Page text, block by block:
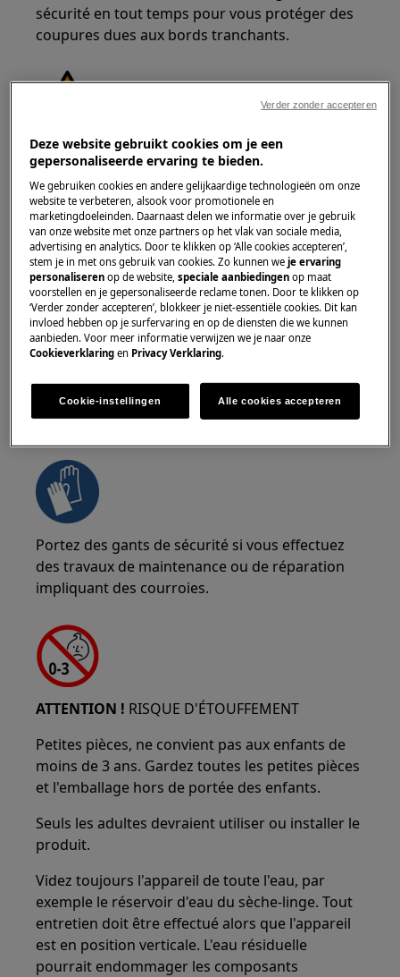
sécurité en tout temps pour vous protéger des
coupures dues aux bords tranchants.
ATTENTION !RISQUE DE BLESSURE AUX YEUX
Portez des lunettes de sécurité si vous effectuez
des travaux de maintenance ou de réparation
impliquant des ressorts.
ATTENTION !RISQUE DE PINCEMENT
Portez des gants de sécurité si vous effectuez
des travaux de maintenance ou de réparation
impliquant des courroies.
ATTENTION ! RISQUE D'ÉTOUFFEMENT
Petites pièces, ne convient pas aux enfants de
moins de 3 ans. Gardez toutes les petites pièces
et l'emballage hors de portée des enfants.
Seuls les adultes devraient utiliser ou installer le
produit.
Videz toujours l'appareil de toute l'eau, par
exemple le réservoir d'eau du sèche-linge. Tout
entretien doit être effectué alors que l'appareil
est en position verticale. L'eau résiduelle
pourrait endommager les composants
Deze website gebruikt cookies om je een
gepersonaliseerde ervaring te bieden.
We gebruiken cookies en andere gelijkaardige technologieën om onze
website te verbeteren, alsook voor promotionele en
marketingdoeleinden. Daarnaast delen we informatie over je gebruik
van onze website met onze partners op het vlak van sociale media,
advertising en analytics. Door te klikken op ‘Alle cookies accepteren’,
stem je in met ons gebruik van cookies. Zo kunnen weje ervaring
personaliseren op de website,speciale aanbiedingen op maat
voorstellen en je gepersonaliseerde reclame tonen. Door te klikken op
‘Verder zonder accepteren’, blokkeer je niet-essentiële cookies. Dit kan
invloed hebben op je surfervaring en op de diensten die we kunnen
aanbieden. Voor meer informatie verwijzen we je naar onze
Cookieverklaring en Privacy Verklaring.
Cookie-instellingen Alle cookies accepteren
Verder zonder accepteren